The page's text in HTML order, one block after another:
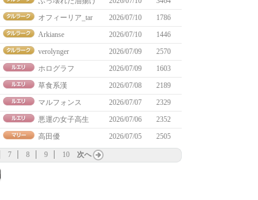
オフィーリア_tar 2026/07/10
1786
Arkianse 2026/07/10
1446
verolynger 2026/07/09
2570
ホログラフ 2026/07/09
1603
草食系漢 2026/07/08
2189
マルフォンス 2026/07/07
2329
悪運の女子高生 2026/07/06
2352
高田優 2026/07/05 2505
7 8 9 10 次へ